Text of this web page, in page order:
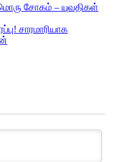
சோகம் – யுவதிகள்
சாரமாரியாக